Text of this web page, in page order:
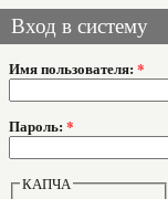
Вход в систему
Имя пользователя: *
Пароль: *
КАПЧА